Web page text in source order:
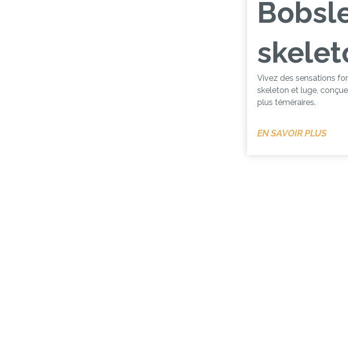
Vivez des sensations
skeleton et luge,
plus téméraires.
EN SAVOIR PLUS